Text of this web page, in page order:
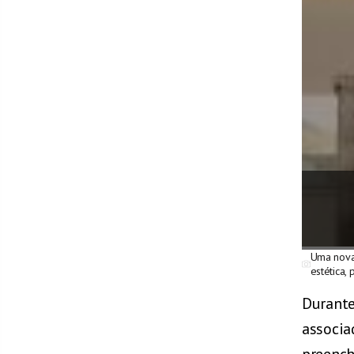
Uma
estética,